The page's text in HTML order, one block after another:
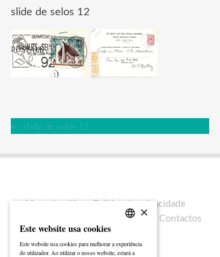
slide de selos 12
← slide de selos 12
Mapa do sítio
Política de privacidade
Ficha técnica Contactos
ENGLISH
×
Este website usa cookies
Este website usa cookies para melhorar a experiência
do utilizador. Ao utilizar o nosso website, estará a